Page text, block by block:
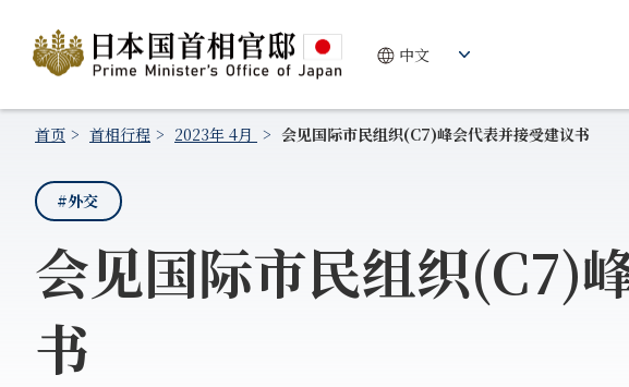
首页 首相行程 2023年 4月 会见国际市民组织(C7)峰会代表并接受建议书
#外交
会见国际市民组织(C7)
书